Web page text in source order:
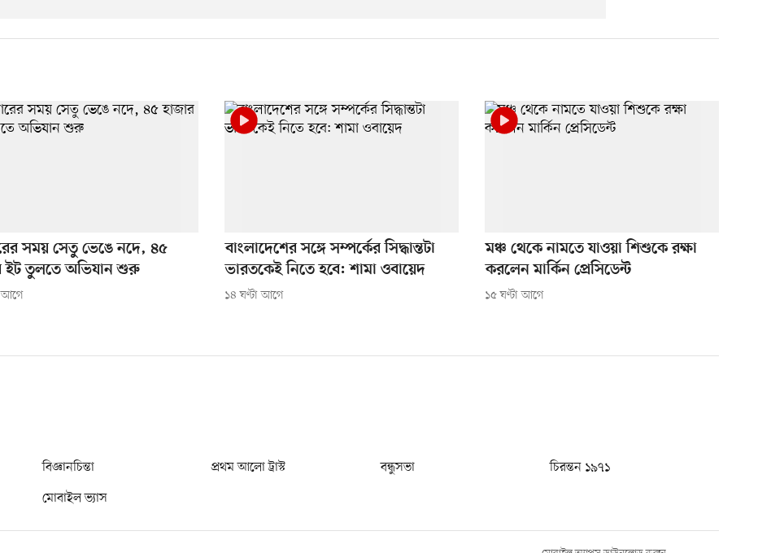
সময় সেতু ভেঙে নদে, ৪৫
ইট তুলতে অভিযান শুরু
আগে
বাংলাদেশের সঙ্গে সম্পর্কের সিদ্ধান্তটা
ভারতকেই নিতে হবে: শামা ওবায়েদ
১৪ ঘণ্টা আগে
মঞ্চ থেকে নামতে যাওয়া শিশুকে রক্ষা
করলেন মার্কিন প্রেসিডেন্ট
১৫ ঘণ্টা আগে
বিজ্ঞানচিন্তা প্রথম আলো ট্রাস্ট বন্ধুসভা
চিরন্তন ১৯৭১
মোবাইল ভ্যাস